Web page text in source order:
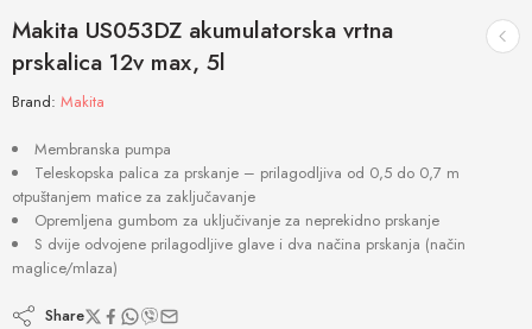
Makita US053DZ akumulatorska vrtna
prskalica 12v max, 5l
Brand: Makita
Membranska pumpa
Teleskopska palica za prskanje – prilagodljiva od 0,5 do 0,7 m
otpuštanjem matice za zaključavanje
Opremljena gumbom za uključivanje za neprekidno prskanje
S dvije odvojene prilagodljive glave i dva načina prskanja (način
maglice/mlaza)
Share